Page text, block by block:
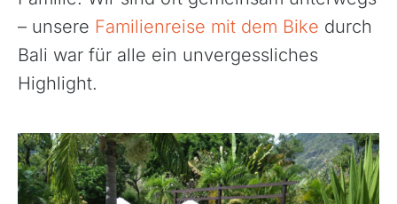
– unsere Familienreise mit dem Bike durch
Bali war für alle ein unvergessliches
Highlight.